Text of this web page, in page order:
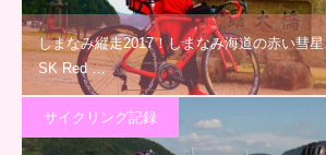
しまなみ縦走2017！しまなみ海道の赤い彗
SK Red …
サイクリング記録